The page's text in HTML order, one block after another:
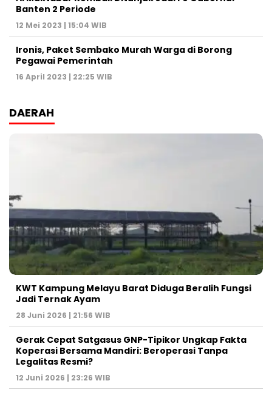
Banten 2 Periode
12 Mei 2023 | 15:04 WIB
Ironis, Paket Sembako Murah Warga di Borong
Pegawai Pemerintah
16 April 2023 | 22:25 WIB
DAERAH
KWT Kampung Melayu Barat Diduga Beralih Fungsi
Jadi Ternak Ayam
28 Juni 2026 | 21:56 WIB
Gerak Cepat Satgasus GNP-Tipikor Ungkap Fakta
Koperasi Bersama Mandiri: Beroperasi Tanpa
Legalitas Resmi?
12 Juni 2026 | 23:26 WIB